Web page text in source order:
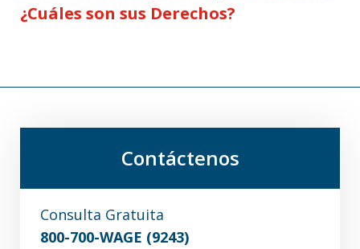
¿Cuáles son sus Derechos?
Contáctenos
Consulta Gratuita
800-700-WAGE (9243)